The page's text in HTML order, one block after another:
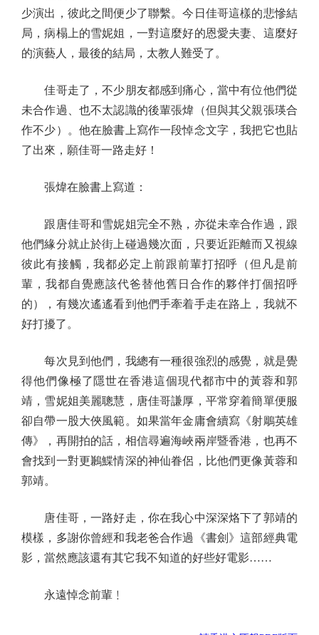
少演出，彼此之間便少了聯繫。今日佳哥這樣的悲慘結
局，病榻上的雪妮姐，一對這麼好的恩愛夫妻、這麼好
的演藝人，最後的結局，太教人難受了。
佳哥走了，不少朋友都感到痛心，當中有位他們從
未合作過、也不太認識的後輩張煒（但與其父親張瑛合
作不少）。他在臉書上寫作一段悼念文字，我把它也貼
了出來，願佳哥一路走好！
張煒在臉書上寫道：
跟唐佳哥和雪妮姐完全不熟，亦從未幸合作過，跟
他們緣分就止於街上碰過幾次面，只要近距離而又視線
彼此有接觸，我都必定上前跟前輩打招呼（但凡是前
輩，我都自覺應該代爸替他舊日合作的夥伴打個招呼
的），有幾次遙遙看到他們手牽着手走在路上，我就不
好打擾了。
每次見到他們，我總有一種很強烈的感覺，就是覺
得他們像極了隱世在香港這個現代都市中的黃蓉和郭
靖，雪妮姐美麗聰慧，唐佳哥謙厚，平常穿着簡單便服
卻自帶一股大俠風範。如果當年金庸會續寫《射鵰英雄
傳》，再開拍的話，相信尋遍海峽兩岸暨香港，也再不
會找到一對更鶼鰈情深的神仙眷侶，比他們更像黃蓉和
郭靖。
唐佳哥，一路好走，你在我心中深深烙下了郭靖的
模樣，多謝你曾經和我老爸合作過《書劍》這部經典電
影，當然應該還有其它我不知道的好些好電影……
永遠悼念前輩﹗